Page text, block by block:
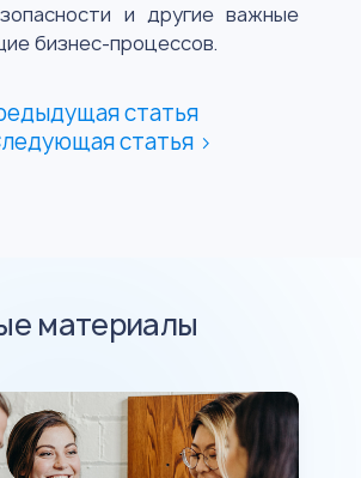
и другие важные
бизнес-процессов.
статья
статья >
материалы